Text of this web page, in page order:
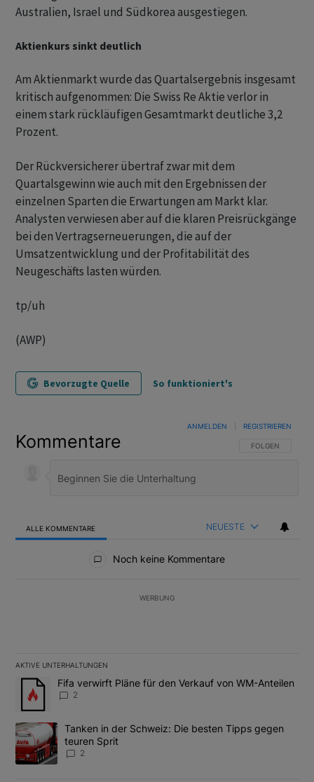
Australien, Israel und Südkorea ausgestiegen.
Aktienkurs sinkt deutlich
Am Aktienmarkt wurde das Quartalsergebnis insgesamt
kritisch aufgenommen: Die Swiss Re Aktie verlor in
einem stark rückläufigen Gesamtmarkt deutliche 3,2
Prozent.
Der Rückversicherer übertraf zwar mit dem
Quartalsgewinn wie auch mit den Ergebnissen der
einzelnen Sparten die Erwartungen am Markt klar.
Analysten verwiesen aber auf die klaren Preisrückgänge
bei den Vertragserneuerungen, die auf der
Umsatzentwicklung und der Profitabilität des
Neugeschäfts lasten würden.
tp/uh
(AWP)
Bevorzugte Quelle So funktioniert's
Kommentare FOLGE DIESER
FOLGEN
ANMELDEN REGISTRIEREN
ALLE KOMMENTARE NEUESTE
Noch keine Kommentare
WERBUNG
AKTIVE UNTERHALTUNGEN
Das Folgende ist eine Liste der am meisten kommentierten
Ein Trendartikel mit dem Titel "Fifa verwirft Pläne für den
Fifa verwirft Pläne für den Verkauf von WM-Anteilen
2
Ein Trendartikel mit dem Titel "Tanken in der Schweiz: Die
Tanken in der Schweiz: Die besten Tipps gegen
teuren Sprit
2